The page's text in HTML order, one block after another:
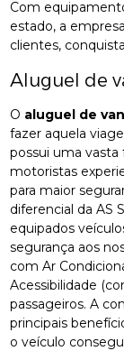
Com
estado, a
clientes,
Aluguel de
O aluguel de
fazer aquela
possui uma
motoristas
para maior
diferencial da AS
equipados
segurança aos
com Ar
Acessibilidade
passageiros. A
principais
o veículo